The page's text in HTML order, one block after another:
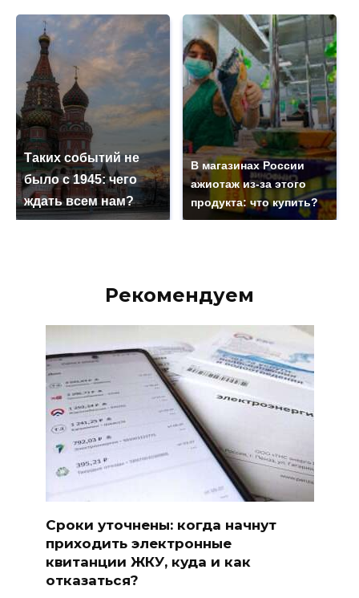
Таких событий не
было с 1945: чего
ждать всем нам?
В магазинах России
ажиотаж из-за этого
продукта: что купить?
Рекомендуем
Сроки уточнены: когда начнут
приходить электронные
квитанции ЖКУ, куда и как
отказаться?